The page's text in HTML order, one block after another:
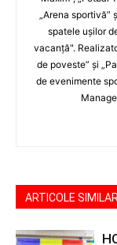
„Arena sportivă”
spatele uşilor
vacanţă".
de poveste” şi
de evenimente
ARTICOLE